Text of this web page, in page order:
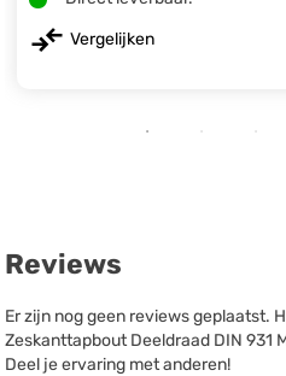
Vergelijken
Reviews
Er zijn nog geen reviews geplaatst.
Zeskanttapbout Deeldraad DIN 931
Deel je ervaring met anderen!